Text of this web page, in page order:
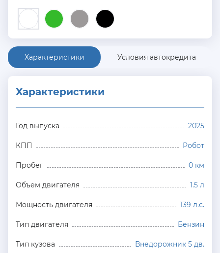
Характеристики Условия автокредита
Характеристики
Год выпуска 2025
КПП Робот
Пробег 0 км
Объем двигателя 1.5 л
Мощность двигателя 139 л.с.
Тип двигателя Бензин
Тип кузова Внедорожник 5 дв.